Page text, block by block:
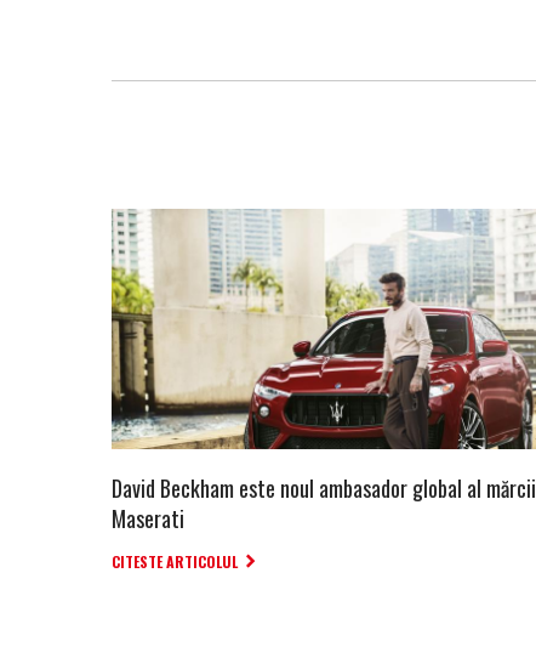
David Beckham este noul ambasador global al mărcii
Maserati
CITESTE ARTICOLUL